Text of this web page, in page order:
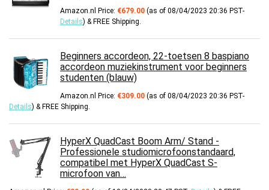
Amazon.nl Price: €679.00 (as of 08/04/2023 20:36 PST-
Details) & FREE Shipping.
Beginners accordeon, 22-toetsen 8 baspiano
accordeon muziekinstrument voor beginners
studenten (blauw)
Amazon.nl Price: €309.00 (as of 08/04/2023 20:36 PST-
Details) & FREE Shipping.
HyperX QuadCast Boom Arm/ Stand -
Professionele studiomicrofoonstandaard,
compatibel met HyperX QuadCast S-
microfoon van…